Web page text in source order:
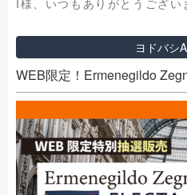
ヨドバシ
WEB限定！Ermenegildo